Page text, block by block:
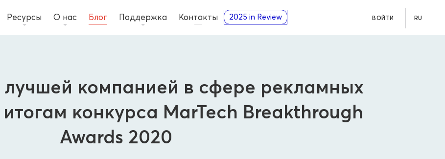
Ресурсы О нас Блог Поддержка Контакты 2025 in Review ВОЙТИ RU
лучшей компанией в сфере рекламных
конкурса MarTech Breakthrough
Awards 2020